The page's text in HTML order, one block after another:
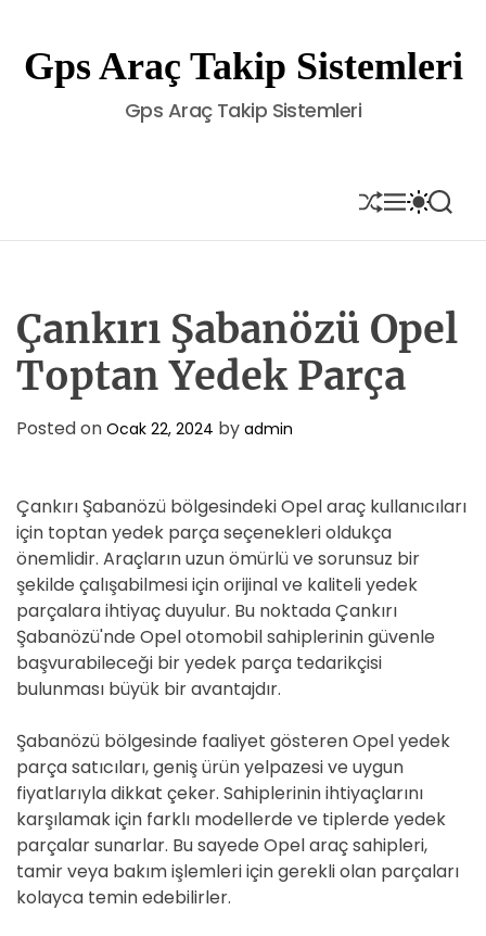
t
Gps Araç Takip Sistemleri
Gps Araç Takip Sistemleri
S
H
U
M
E
N
S
W
I
C
O
L
S
E
A
Çankırı Şabanözü Opel
Toptan Yedek Parça
Posted on Ocak 22, 2024 by admin
Çankırı Şabanözü bölgesindeki Opel araç kullanıcıları
için toptan yedek parça seçenekleri oldukça
önemlidir. Araçların uzun ömürlü ve sorunsuz bir
şekilde çalışabilmesi için orijinal ve kaliteli yedek
parçalara ihtiyaç duyulur. Bu noktada Çankırı
Şabanözü'nde Opel otomobil sahiplerinin güvenle
başvurabileceği bir yedek parça tedarikçisi
bulunması büyük bir avantajdır.
Şabanözü bölgesinde faaliyet gösteren Opel yedek
parça satıcıları, geniş ürün yelpazesi ve uygun
fiyatlarıyla dikkat çeker. Sahiplerinin ihtiyaçlarını
karşılamak için farklı modellerde ve tiplerde yedek
parçalar sunarlar. Bu sayede Opel araç sahipleri,
tamir veya bakım işlemleri için gerekli olan parçaları
kolayca temin edebilirler.